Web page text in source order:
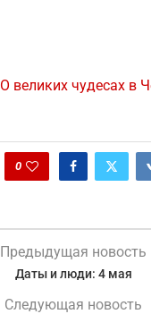
О великих чудесах в
0
Предыдущая новость
Даты и люди: 4 мая
Следующая новость